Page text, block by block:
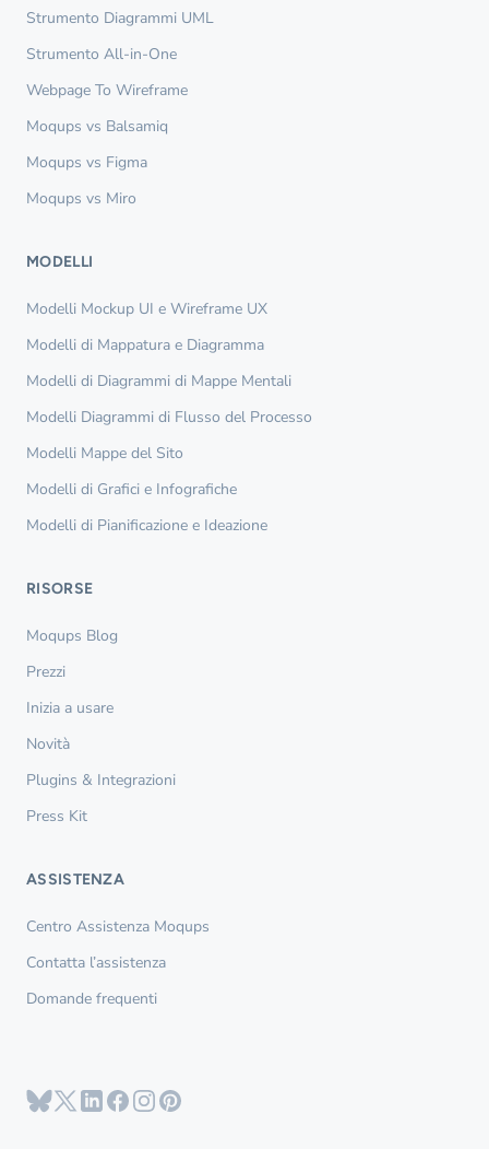
Strumento Diagrammi UML
Strumento All-in-One
Webpage To Wireframe
Moqups vs Balsamiq
Moqups vs Figma
Moqups vs Miro
MODELLI
Modelli Mockup UI e Wireframe UX
Modelli di Mappatura e Diagramma
Modelli di Diagrammi di Mappe Mentali
Modelli Diagrammi di Flusso del Processo
Modelli Mappe del Sito
Modelli di Grafici e Infografiche
Modelli di Pianificazione e Ideazione
RISORSE
Moqups Blog
Prezzi
Inizia a usare
Novità
Plugins & Integrazioni
Press Kit
ASSISTENZA
Centro Assistenza Moqups
Contatta l’assistenza
Domande frequenti